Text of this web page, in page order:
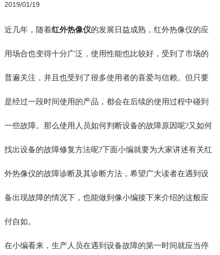
2019/01/19
近几年，随着红外热像仪的发展日益成熟，红外热像仪的应
用场合也变得十分广泛，使用性能也比较好，受到了市场的
普遍关注，并且也受到了很多使用者的喜爱与信赖。但只要
是经过一段时间使用的产品，都会在后续的使用过程中碰到
一些故障。那么使用人员如何判断设备的故障原因呢?又如何
找出设备的故障修复方法呢?下面小编就要为大家讲述有关红
外热像仪的故障诊断及其诊断方法，希望广大读者在遇到设
备出现故障的情况下，也能做到像小编接下来介绍的这般应
付自如。
在小编看来，生产人员在遇到设备故障的第一时间就应当停